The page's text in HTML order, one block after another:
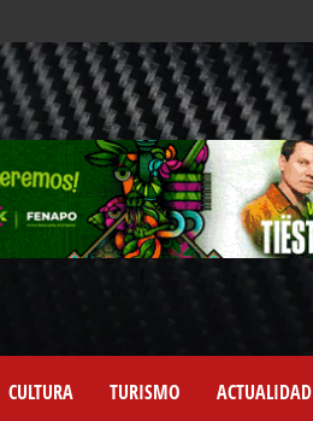
CULTURA TURISMO ACTUALIDAD